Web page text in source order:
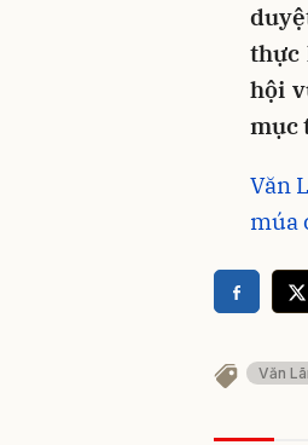
thực
hội
mục
Văn
múa
Văn